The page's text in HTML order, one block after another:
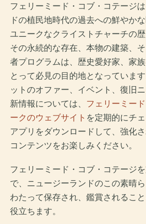
フェリーミード・コブ・コテージ
ドの植民地時代の過去への鮮やか
ユニークなクライストチャーチの歴
その永続的な存在、本物の建築、
者プログラムは、歴史愛好家、家
とって必見の目的地となっていま
ットのオファー、イベント、復旧
新情報については、 フェリーミー
ークのウェブサイト を定期的にチ
アプリをダウンロードして、強化
コンテンツをお楽しみください。
フェリーミード・コブ・コテージ
で、ニュージーランドのこの素晴
わたって保存され、鑑賞されるこ
役立ちます。